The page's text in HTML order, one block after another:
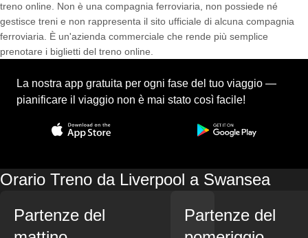
treno online. Non è una compagnia ferroviaria, non possiede né
gestisce treni e non rappresenta il sito ufficiale di alcuna compagnia
ferroviaria. È un'azienda commerciale che rende più semplice
prenotare i biglietti del treno online.
La nostra app gratuita per ogni fase del tuo viaggio —
pianificare il viaggio non è mai stato così facile!
Orario Treno da Liverpool a Swansea
Partenze del
Partenze del